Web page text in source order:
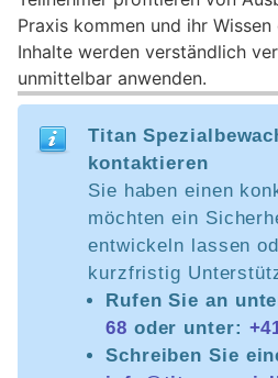
Praxis kommen und ihr
Inhalte werden verständlich
unmittelbar anwenden.
Titan
kontaktieren
Sie haben einen
möchten ein
entwickeln lassen
kurzfristig
Rufen Sie an
68 oder unter:
Schreiben Sie